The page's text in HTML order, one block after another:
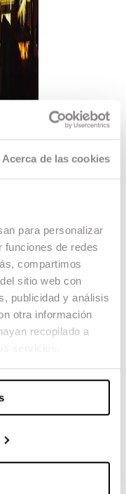
Acerca de las cookies
para personalizar
funciones de redes
compartimos
sitio web con
publicidad y análisis
otra información
recopilado a